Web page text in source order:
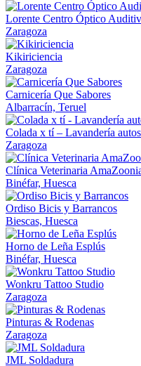
Lorente Centro Óptico
Zaragoza
Kikiriciencia
Zaragoza
Carnicería Que Sabores
Albarracín, Teruel
Colada x tí – Lavandería
Zaragoza
Clínica Veterinaria
Binéfar, Huesca
Ordiso Bicis y Barrancos
Biescas, Huesca
Horno de Leña Esplús
Binéfar, Huesca
Wonkru Tattoo Studio
Zaragoza
Pinturas & Rodenas
Zaragoza
JML Soldadura